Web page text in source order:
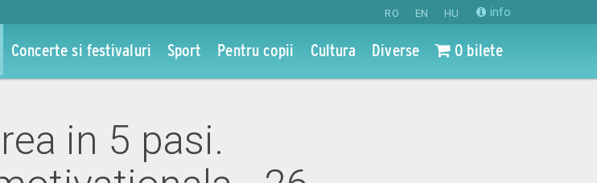
RO EN HU info
Concerte si festivaluri Sport Pentru copii Cultura Diverse 0 bilete
in 5 pasi.